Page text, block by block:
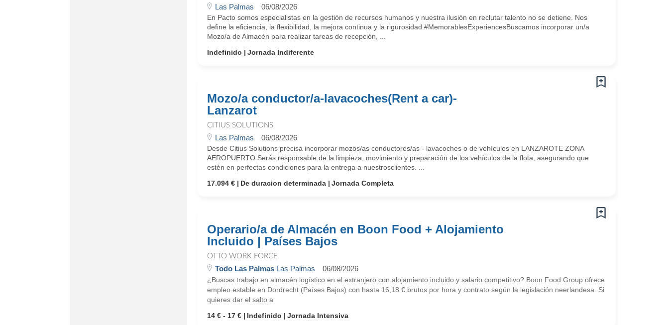
Las Palmas 06/08/2026
En Pacto somos especialistas en la gestión de recursos humanos y nuestra ilusión en reclutar talento no se detiene. Nos
define la eficiencia, la flexibilidad, la mejora continua y la rigurosidad.#MemorablesExperiencesBuscamos incorporar un/a
Mozo/a de Almacén para realizar tareas de recepción, ...
Indefinido
Jornada Indiferente
Mozo/a conductor/a-lavacoches(Rent a car)-
Lanzarot
CITIUS SOLUTIONS
Las Palmas 06/08/2026
Desde Citius Solutions precisa incorporar mozos/as conductores/as - lavacoches o de vehículos en LANZAROTE ZONA
AEROPUERTO.Serás responsable de la limpieza, movimiento y preparación de los vehículos de la flota, asegurando que
estén en perfectas condiciones para la entrega a nuestrosclientes. ...
17.094 €
De duracion determinada Jornada Completa
Operario/a de Almacén en Boon Food + Alojamiento
Incluido | Países Bajos
OTTO WORK FORCE
Todo Las PalmasLas Palmas 06/08/2026
¿Buscas trabajo en almacén logístico en el extranjero con alojamiento incluido y salario competitivo? Boon Food Group ofrece
empleo estable en Dordrecht (Países Bajos) con hasta 16,18 € brutos por hora y contrato según la legislación neerlandesa. Si
quieres dar el salto a
14 € - 17 €
Indefinido Jornada Intensiva